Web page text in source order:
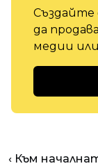
Създайте
да
медии
‹ Към